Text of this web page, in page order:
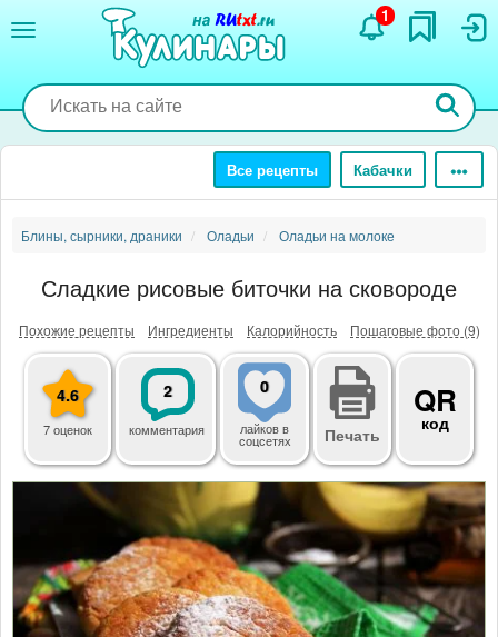
содержанию
1
Все рецепты Кабачки
Блины, сырники, драники Оладьи Оладьи на молоке
Сладкие рисовые биточки на сковороде
Похожие рецепты Ингредиенты Калорийность Пошаговые фото (9)
4.6
7 оценок
2
комментария
0
лайковв
соцсетях Печать
QR
код